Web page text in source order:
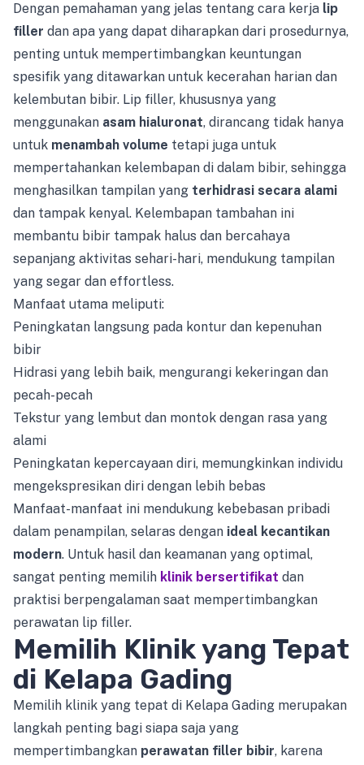
Dengan pemahaman yang jelas tentang cara kerja lip
filler dan apa yang dapat diharapkan dari prosedurnya,
penting untuk mempertimbangkan keuntungan
spesifik yang ditawarkan untuk kecerahan harian dan
kelembutan bibir. Lip filler, khususnya yang
menggunakan asam hialuronat, dirancang tidak hanya
untuk menambah volume tetapi juga untuk
mempertahankan kelembapan di dalam bibir, sehingga
menghasilkan tampilan yang terhidrasi secara alami
dan tampak kenyal. Kelembapan tambahan ini
membantu bibir tampak halus dan bercahaya
sepanjang aktivitas sehari-hari, mendukung tampilan
yang segar dan effortless.
Manfaat utama meliputi:
Peningkatan langsung pada kontur dan kepenuhan
bibir
Hidrasi yang lebih baik, mengurangi kekeringan dan
pecah-pecah
Tekstur yang lembut dan montok dengan rasa yang
alami
Peningkatan kepercayaan diri, memungkinkan individu
mengekspresikan diri dengan lebih bebas
Manfaat-manfaat ini mendukung kebebasan pribadi
dalam penampilan, selaras dengan ideal kecantikan
modern. Untuk hasil dan keamanan yang optimal,
sangat penting memilih klinik bersertifikat dan
praktisi berpengalaman saat mempertimbangkan
perawatan lip filler.
Memilih Klinik yang Tepat
di Kelapa Gading
Memilih klinik yang tepat di Kelapa Gading merupakan
langkah penting bagi siapa saja yang
mempertimbangkan perawatan filler bibir, karena